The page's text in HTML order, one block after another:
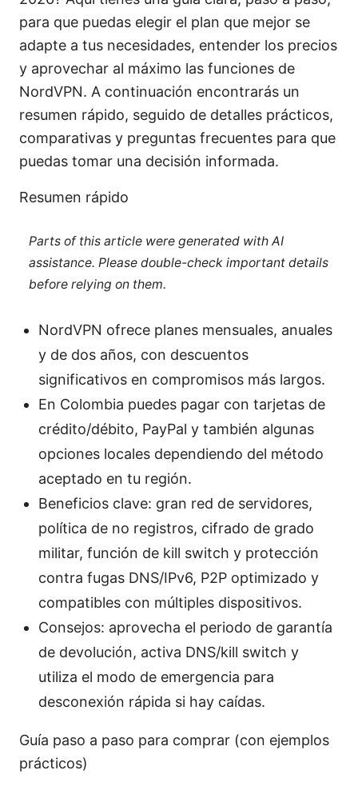
para que puedas elegir el plan que mejor se
adapte a tus necesidades, entender los precios
y aprovechar al máximo las funciones de
NordVPN. A continuación encontrarás un
resumen rápido, seguido de detalles prácticos,
comparativas y preguntas frecuentes para que
puedas tomar una decisión informada.
Resumen rápido
Parts of this article were generated with AI
assistance. Please double-check important details
before relying on them.
NordVPN ofrece planes mensuales, anuales
y de dos años, con descuentos
significativos en compromisos más largos.
En Colombia puedes pagar con tarjetas de
crédito/débito, PayPal y también algunas
opciones locales dependiendo del método
aceptado en tu región.
Beneficios clave: gran red de servidores,
política de no registros, cifrado de grado
militar, función de kill switch y protección
contra fugas DNS/IPv6, P2P optimizado y
compatibles con múltiples dispositivos.
Consejos: aprovecha el periodo de garantía
de devolución, activa DNS/kill switch y
utiliza el modo de emergencia para
desconexión rápida si hay caídas.
Guía paso a paso para comprar (con ejemplos
prácticos)